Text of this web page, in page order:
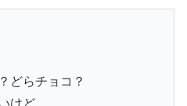
どらチョコ？